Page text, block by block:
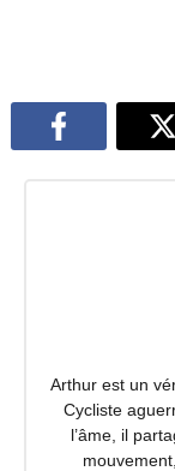
Arthur est un
Cycliste
l’âme, il